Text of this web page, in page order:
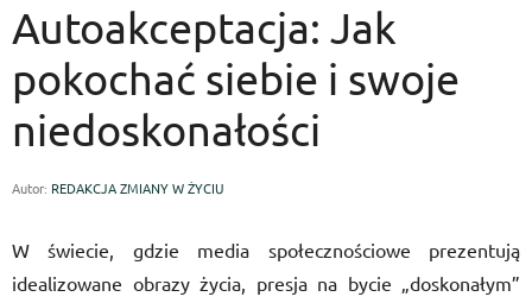
Autoakceptacja: Jak
pokochać siebie i swoje
niedoskonałości
Autor: REDAKCJA ZMIANY W ŻYCIU
W świecie, gdzie media społecznościowe prezentują
idealizowane obrazy życia, presja na bycie „doskonałym”